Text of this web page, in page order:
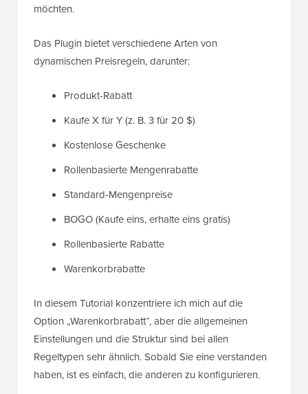
möchten.
Das Plugin bietet verschiedene Arten von
dynamischen Preisregeln, darunter:
Produkt-Rabatt
Kaufe X für Y (z. B. 3 für 20 $)
Kostenlose Geschenke
Rollenbasierte Mengenrabatte
Standard-Mengenpreise
BOGO (Kaufe eins, erhalte eins gratis)
Rollenbasierte Rabatte
Warenkorbrabatte
In diesem Tutorial konzentriere ich mich auf die
Option „Warenkorbrabatt“, aber die allgemeinen
Einstellungen und die Struktur sind bei allen
Regeltypen sehr ähnlich. Sobald Sie eine verstanden
haben, ist es einfach, die anderen zu konfigurieren.